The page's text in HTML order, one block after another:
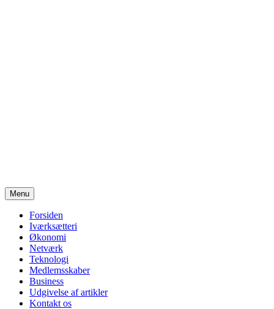
Menu Videre
til
indhold
Forsiden
Iværksætteri
Økonomi
Netværk
Teknologi
Medlemsskaber
Business
Udgivelse af artikler
Kontakt os